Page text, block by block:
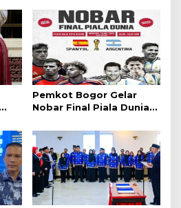
Pemkot Bogor Gelar
Nobar Final Piala Dunia